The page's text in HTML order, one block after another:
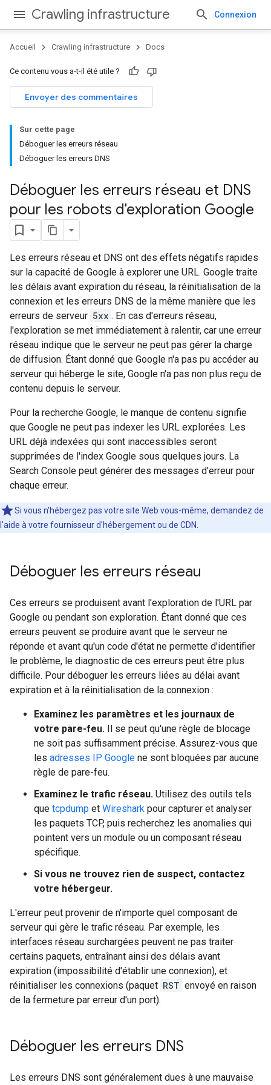
Crawling infrastructure Connexion
Accueil Crawling infrastructure Docs
Ce contenu vous a-t-il été utile ?
Envoyer des commentaires
Sur cette page
Déboguer les erreurs réseau
Déboguer les erreurs DNS
Déboguer les erreurs réseau et DNS
pour les robots d'exploration Google
Les erreurs réseau et DNS ont des effets négatifs rapides
sur la capacité de Google à explorer une URL. Google traite
les délais avant expiration du réseau, la réinitialisation de la
connexion et les erreurs DNS de la même manière que les
erreurs de serveur 5xx . En cas d'erreurs réseau,
l'exploration se met immédiatement à ralentir, car une erreur
réseau indique que le serveur ne peut pas gérer la charge
de diffusion. Étant donné que Google n'a pas pu accéder au
serveur qui héberge le site, Google n'a pas non plus reçu de
contenu depuis le serveur.
Pour la recherche Google, le manque de contenu signifie
que Google ne peut pas indexer les URL explorées. Les
URL déjà indexées qui sont inaccessibles seront
supprimées de l'index Google sous quelques jours. La
Search Console peut générer des messages d'erreur pour
chaque erreur.
Si vous n'hébergez pas votre site Web vous-même, demandez de
l'aide à votre fournisseur d'hébergement ou de CDN.
Déboguer les erreurs réseau
Ces erreurs se produisent avant l'exploration de l'URL par
Google ou pendant son exploration. Étant donné que ces
erreurs peuvent se produire avant que le serveur ne
réponde et avant qu'un code d'état ne permette d'identifier
le problème, le diagnostic de ces erreurs peut être plus
difficile. Pour déboguer les erreurs liées au délai avant
expiration et à la réinitialisation de la connexion :
Examinez les paramètres et les journaux de
votre pare-feu. Il se peut qu'une règle de blocage
ne soit pas suffisamment précise. Assurez-vous que
les adresses IP Google ne sont bloquées par aucune
règle de pare-feu.
Examinez le trafic réseau. Utilisez des outils tels
que tcpdump et Wireshark pour capturer et analyser
les paquets TCP, puis recherchez les anomalies qui
pointent vers un module ou un composant réseau
spécifique.
Si vous ne trouvez rien de suspect, contactez
votre hébergeur.
L'erreur peut provenir de n'importe quel composant de
serveur qui gère le trafic réseau. Par exemple, les
interfaces réseau surchargées peuvent ne pas traiter
certains paquets, entraînant ainsi des délais avant
expiration (impossibilité d'établir une connexion), et
réinitialiser les connexions (paquet RST envoyé en raison
de la fermeture par erreur d'un port).
Déboguer les erreurs DNS
Les erreurs DNS sont généralement dues à une mauvaise